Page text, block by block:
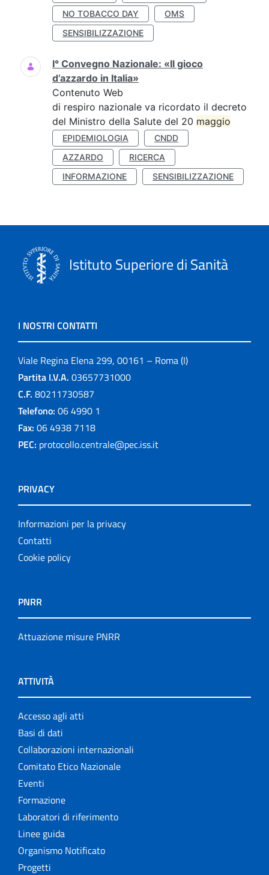
NO TOBACCO DAY
OMS
SENSIBILIZZAZIONE
I° Convegno Nazionale: «Il gioco
d’azzardo in Italia»
Contenuto Web
di respiro nazionale va ricordato il decreto
del Ministro della Salute del 20 maggio
EPIDEMIOLOGIA
CNDD
AZZARDO
RICERCA
INFORMAZIONE
SENSIBILIZZAZIONE
Istituto Superiore di Sanità
I NOSTRI CONTATTI
Viale Regina Elena 299, 00161 – Roma (I)
Partita I.V.A. 03657731000
C.F. 80211730587
Telefono: 06 4990 1
Fax: 06 4938 7118
PEC: protocollo.centrale@pec.iss.it
PRIVACY
Informazioni per la privacy
Contatti
Cookie policy
PNRR
Attuazione misure PNRR
ATTIVITÀ
Accesso agli atti
Basi di dati
Collaborazioni internazionali
Comitato Etico Nazionale
Eventi
Formazione
Laboratori di riferimento
Linee guida
Organismo Notificato
Progetti